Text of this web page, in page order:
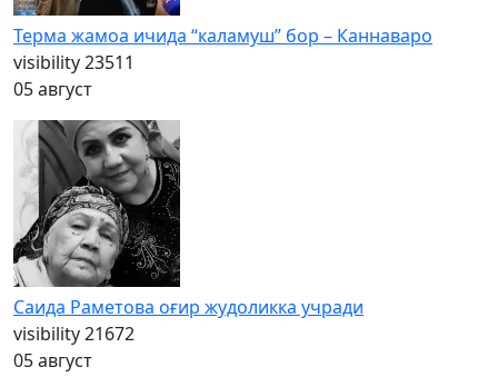
Терма жамоа ичида “каламуш” бор – Каннаваро
visibility23511
05 август
Саида Раметова оғир жудоликка учради
visibility21672
05 август